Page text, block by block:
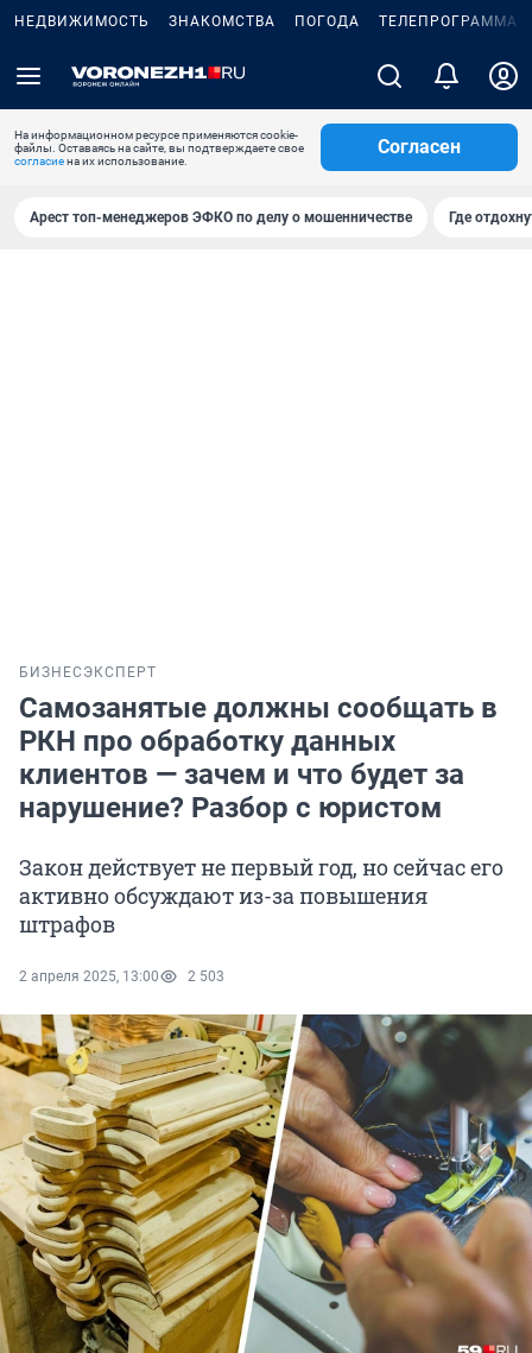
НЕДВИЖИМОСТЬ ЗНАКОМСТВА ПОГОДА ТЕЛЕПРОГРАММА
На информационном ресурсе применяются cookie-
файлы. Оставаясь на сайте, вы подтверждаете свое
согласиена их использование.
Согласен
Арест топ-менеджеров ЭФКО по делу о мошенничестве Где
БИЗНЕС ЭКСПЕРТ
Самозанятые должны сообщать в
РКН про обработку данных
клиентов — зачем и что будет за
нарушение? Разбор с юристом
Закон действует не первый год, но сейчас его
активно обсуждают из-за повышения
штрафов
2 апреля 2025, 13:00 2 503